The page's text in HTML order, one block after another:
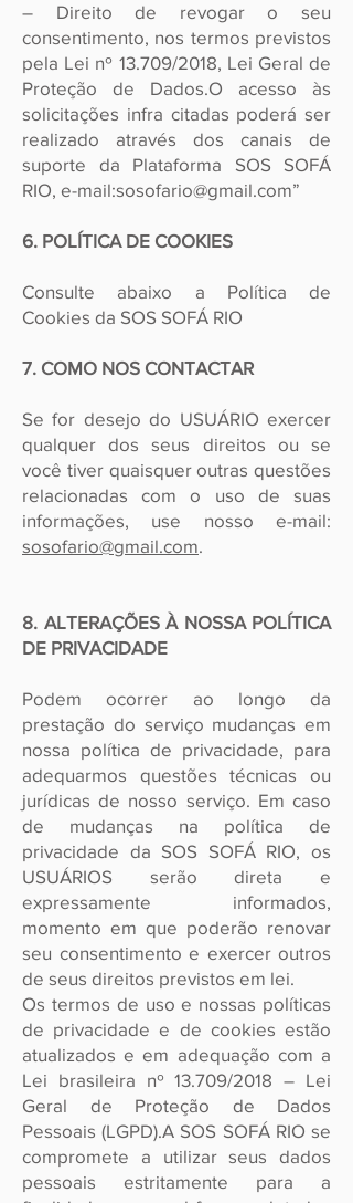
– Direito de revogar o seu
consentimento, nos termos previstos
pela Lei nº 13.709/2018, Lei Geral de
Proteção de Dados.O acesso às
solicitações infra citadas poderá ser
realizado através dos canais de
suporte da Plataforma SOS SOFÁ
RIO, e-mail:sosofario@gmail.com”
6. POLÍTICA DE COOKIES
Consulte abaixo a Política de
Cookies da SOS SOFÁ RIO
7. COMO NOS CONTACTAR
Se for desejo do USUÁRIO exercer
qualquer dos seus direitos ou se
você tiver quaisquer outras questões
relacionadas com o uso de suas
informações, use nosso e-mail:
sosofario@gmail.com.
8. ALTERAÇÕES À NOSSA POLÍTICA
DE PRIVACIDADE
Podem ocorrer ao longo da
prestação do serviço mudanças em
nossa política de privacidade, para
adequarmos questões técnicas ou
jurídicas de nosso serviço. Em caso
de mudanças na política de
privacidade da SOS SOFÁ RIO, os
USUÁRIOS serão direta e
expressamente informados,
momento em que poderão renovar
seu consentimento e exercer outros
de seus direitos previstos em lei.
Os termos de uso e nossas políticas
de privacidade e de cookies estão
atualizados e em adequação com a
Lei brasileira nº 13.709/2018 – Lei
Geral de Proteção de Dados
Pessoais (LGPD).A SOS SOFÁ RIO se
compromete a utilizar seus dados
pessoais estritamente para a